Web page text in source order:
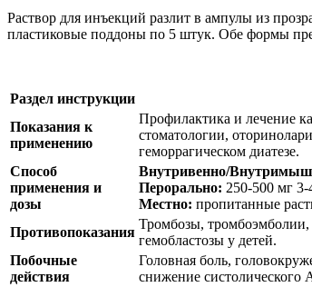
Раствор для инъекций разлит в ампулы из
пластиковые поддоны по 5 штук. Обе формы
Раздел инструкции
Показания к
применению
Профилактика и лечение
стоматологии,
геморрагическом диатезе.
Способ
применения и
дозы
Внутривенно/
Перорально: 250-500 мг 3-
Местно: пропитанные
Противопоказания
Тромбозы, тромбоэмболии,
гемобластозы у детей.
Побочные
действия
Головная боль,
снижение систолического